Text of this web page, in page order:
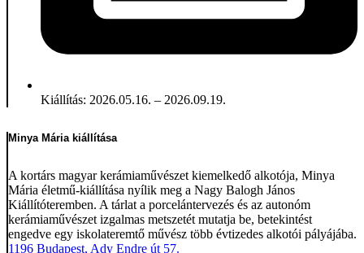
Kiállítás: 2026.05.16. – 2026.09.19.
Minya Mária kiállítása
A kortárs magyar kerámiaművészet kiemelkedő alkotója, Minya
Mária életmű-kiállítása nyílik meg a Nagy Balogh János
Kiállítóteremben. A tárlat a porcelántervezés és az autonóm
kerámiaművészet izgalmas metszetét mutatja be, betekintést
engedve egy iskolateremtő művész több évtizedes alkotói pályájába.
1196 Budapest, Ady Endre út 57.